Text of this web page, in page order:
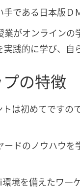
である日本版Ｄ
がオンライン
践的に学び、自
の特徴
トは初めてです
ードのノウハウ
境を備えたワ―